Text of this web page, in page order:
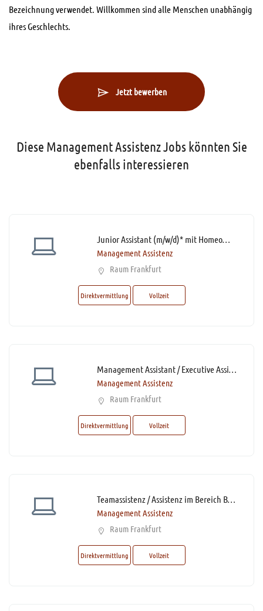
Bezeichnung verwendet. Willkommen sind alle Menschen unabhängig
ihres Geschlechts.
Jetzt bewerben
Diese Management Assistenz Jobs könnten Sie
ebenfalls interessieren
Junior Assistant (m/w/d)* mit Homeoffice Option
Management Assistenz
Raum Frankfurt
Direktvermittlung Vollzeit
Management Assistant / Executive Assistant (m/w/d)*
Management Assistenz
Raum Frankfurt
Direktvermittlung Vollzeit
Teamassistenz / Assistenz im Bereich Banking (m/w/d)* mit Homeoffice-Option
Management Assistenz
Raum Frankfurt
Direktvermittlung Vollzeit